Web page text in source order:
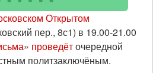
Открытом
пер., 8с1) в 19.00-21.00
» проведёточередной
политзаключёным.